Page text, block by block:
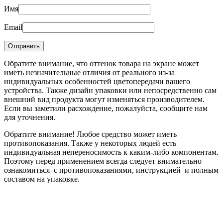
Имя
Email
Обратите внимание, что оттенок товара на экране может
иметь незначительные отличия от реального из-за
индивидуальных особенностей цветопередачи вашего
устройства. Также дизайн упаковки или непосредственно сам
внешний вид продукта могут изменяться производителем.
Если вы заметили расхождение, пожалуйста, сообщите нам
для уточнения.
Обратите внимание! Любое средство может иметь
противопоказания. Также у некоторых людей есть
индивидуальная непереносимость к каким-либо компонентам.
Поэтому перед применением всегда следует внимательно
ознакомиться с противопоказаниями, инструкцией и полным
составом на упаковке.